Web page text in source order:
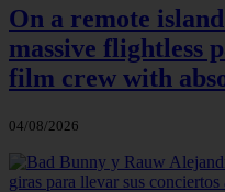
On a remote
massive flightless
film crew with
04/08/2026